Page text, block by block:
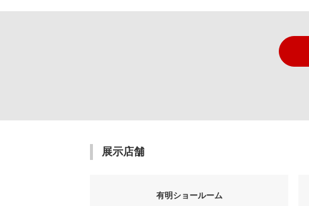
展示店舗
有明ショールーム